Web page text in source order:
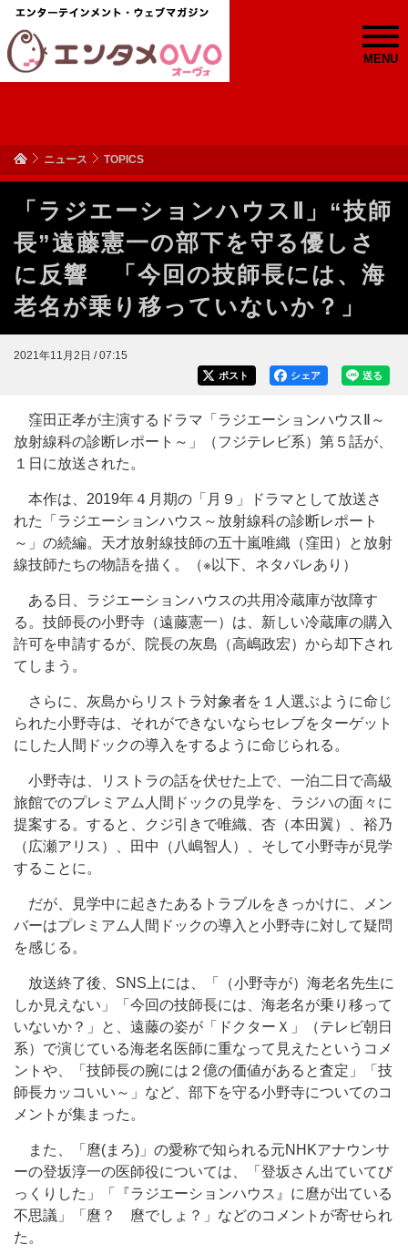
MENU
ニュース TOPICS
「ラジエーションハウスⅡ」“技師
長”遠藤憲一の部下を守る優しさ
に反響 「今回の技師長には、海
老名が乗り移っていないか？」
2021年11月2日 / 07:15
送る
シェア
ポスト
窪田正孝が主演するドラマ「ラジエーションハウスⅡ～
放射線科の診断レポート～」（フジテレビ系）第５話が、
１日に放送された。
本作は、2019年４月期の「月９」ドラマとして放送さ
れた「ラジエーションハウス～放射線科の診断レポート
～」の続編。天才放射線技師の五十嵐唯織（窪田）と放射
線技師たちの物語を描く。（※以下、ネタバレあり）
ある日、ラジエーションハウスの共用冷蔵庫が故障す
る。技師長の小野寺（遠藤憲一）は、新しい冷蔵庫の購入
許可を申請するが、院長の灰島（高嶋政宏）から却下され
てしまう。
さらに、灰島からリストラ対象者を１人選ぶように命じ
られた小野寺は、それができないならセレブをターゲット
にした人間ドックの導入をするように命じられる。
小野寺は、リストラの話を伏せた上で、一泊二日で高級
旅館でのプレミアム人間ドックの見学を、ラジハの面々に
提案する。すると、クジ引きで唯織、杏（本田翼）、裕乃
（広瀬アリス）、田中（八嶋智人）、そして小野寺が見学
することに。
だが、見学中に起きたあるトラブルをきっかけに、メン
バーはプレミアム人間ドックの導入と小野寺に対して疑問
を感じる。
放送終了後、SNS上には、「（小野寺が）海老名先生に
しか見えない」「今回の技師長には、海老名が乗り移って
いないか？」と、遠藤の姿が「ドクターＸ」（テレビ朝日
系）で演じている海老名医師に重なって見えたというコメ
ントや、「技師長の腕には２億の価値があると査定」「技
師長カッコいい～」など、部下を守る小野寺についてのコ
メントが集まった。
また、「麿(まろ)」の愛称で知られる元NHKアナウンサ
ーの登坂淳一の医師役については、「登坂さん出ていてび
っくりした」「『ラジエーションハウス』に麿が出ている
不思議」「麿？ 麿でしょ？」などのコメントが寄せられ
た。